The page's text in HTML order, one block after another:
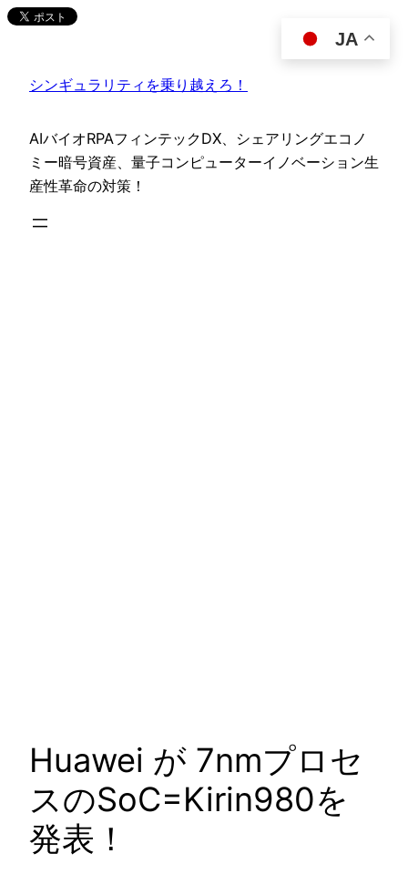
内
ス
ッ
プ
シンギュラリティを乗り越えろ！
AIバイオRPAフィンテックDX、シェアリングエコノ
ミー暗号資産、量子コンピューターイノベーション生
産性革命の対策！
Huawei が 7nmプロセ
スのSoC=Kirin980を
発表！
JA